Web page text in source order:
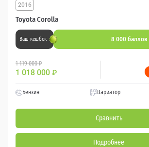
Toyota Corolla
2016
Ваш кешбек 8 000 баллов
1 119 000 ₽
1 018 000 ₽
Бензин Вариатор
Сравнить
Подробнее